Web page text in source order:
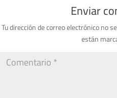
Enviar
Tu dirección de correo electrónico no
están